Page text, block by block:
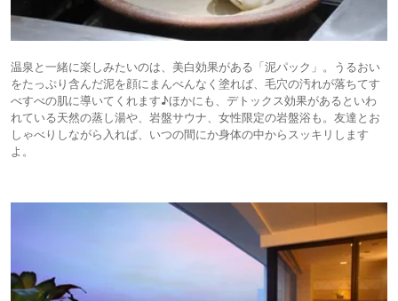
温泉と一緒に楽しみたいのは、美白効果がある「泥パック」。うるおい
をたっぷり含んだ泥を顔にまんべんなく塗れば、毛穴の汚れが落ちてす
べすべの肌に導いてくれます♪ほかにも、デトックス効果があるといわ
れている天然の蒸し湯や、岩盤サウナ、女性限定の岩盤浴も。友達とお
しゃべりしながら入れば、いつの間にか身体の中からスッキリします
よ。